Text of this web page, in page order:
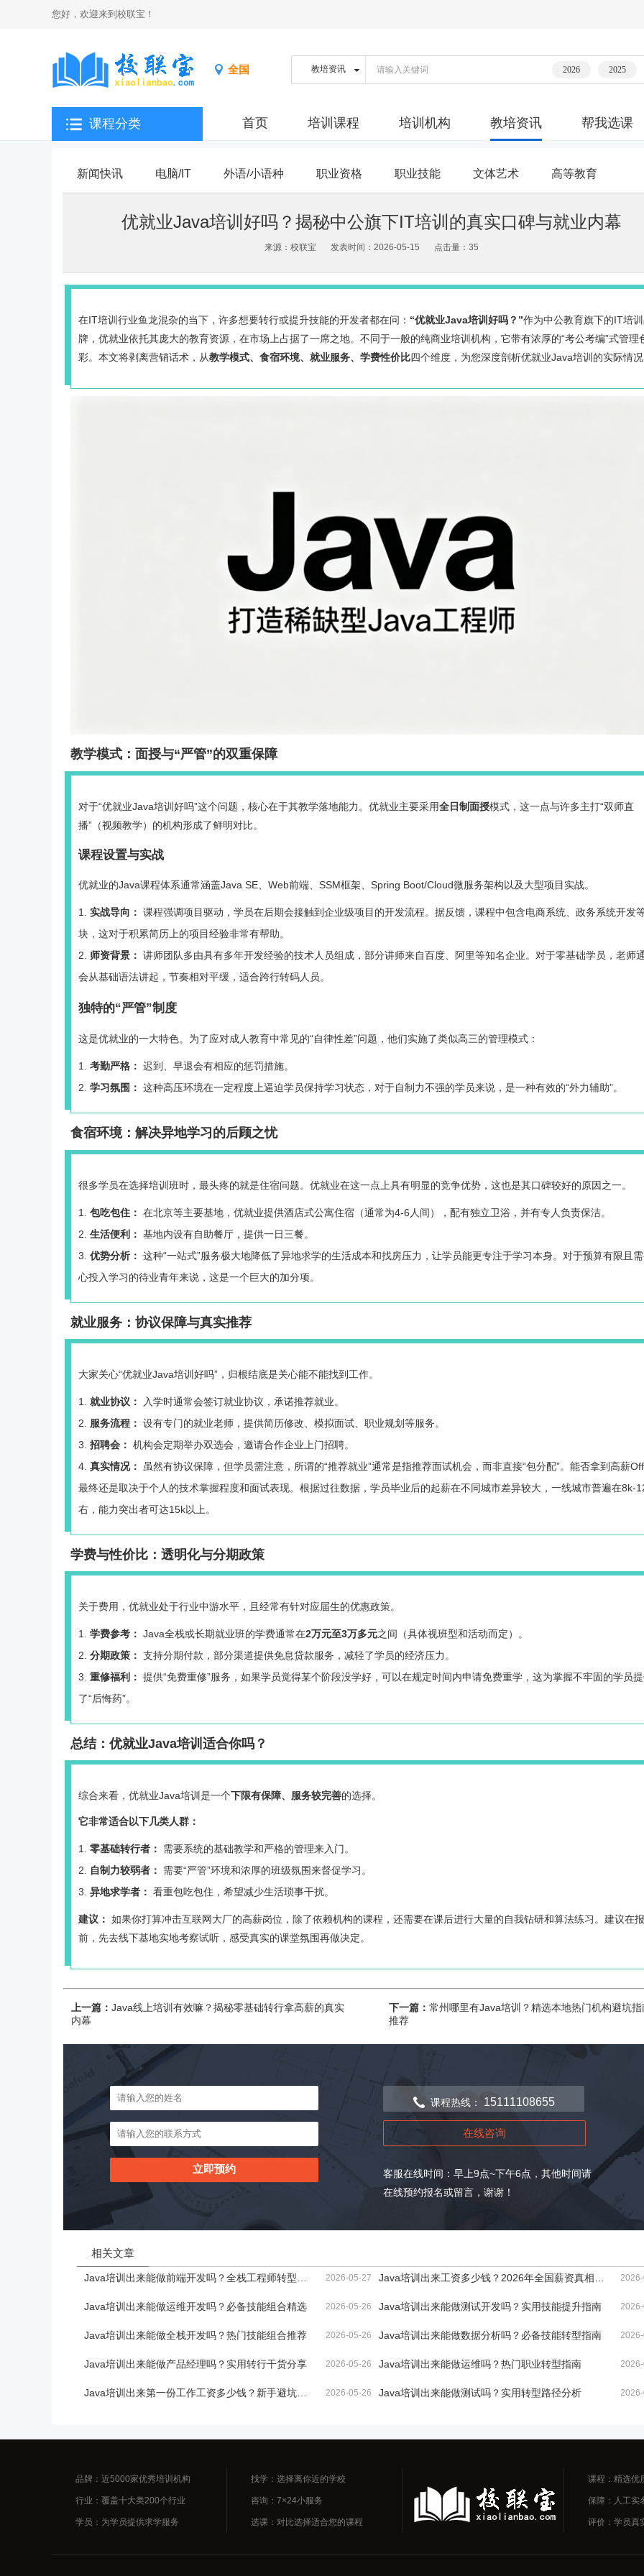
您好，欢迎来到校联宝！
全国 2026 2025
课程分类 首页 培训课程 培训机构 教培资讯 帮我选课
新闻快讯 电脑/IT 外语/小语种 职业资格 职业技能 文体艺术 高等教育
优就业Java培训好吗？揭秘中公旗下IT培训的真实口碑与就业内幕
来源：校联宝 发表时间：2026-05-15 点击量：35
在IT培训行业鱼龙混杂的当下，许多想要转行或提升技能的开发者都在问： “优就业Java培训好吗？”作为中公教育旗下的IT培
牌，优就业依托其庞大的教育资源，在市场上占据了一席之地。不同于一般的纯商业培训机构，它带有浓厚的“考公考编”式管理
彩。本文将剥离营销话术，从教学模式、食宿环境、就业服务、学费性价比四个维度，为您深度剖析优就业Java培训的实际情
教学模式：面授与“严管”的双重保障
对于“优就业Java培训好吗”这个问题，核心在于其教学落地能力。优就业主要采用全日制面授模式，这一点与许多主打“双师直
播”（视频教学）的机构形成了鲜明对比。
课程设置与实战
优就业的Java课程体系通常涵盖Java SE、Web前端、SSM框架、Spring Boot/Cloud微服务架构以及大型项目实战。
实战导向： 课程强调项目驱动，学员在后期会接触到企业级项目的开发流程。据反馈，课程中包含电商系统、政务系统开发
块，这对于积累简历上的项目经验非常有帮助。
师资背景： 讲师团队多由具有多年开发经验的技术人员组成，部分讲师来自百度、阿里等知名企业。对于零基础学员，老师
会从基础语法讲起，节奏相对平缓，适合跨行转码人员。
独特的“严管”制度
这是优就业的一大特色。为了应对成人教育中常见的“自律性差”问题，他们实施了类似高三的管理模式：
考勤严格： 迟到、早退会有相应的惩罚措施。
学习氛围： 这种高压环境在一定程度上逼迫学员保持学习状态，对于自制力不强的学员来说，是一种有效的“外力辅助”。
食宿环境：解决异地学习的后顾之忧
很多学员在选择培训班时，最头疼的就是住宿问题。优就业在这一点上具有明显的竞争优势，这也是其口碑较好的原因之一。
包吃包住： 在北京等主要基地，优就业提供酒店式公寓住宿（通常为4-6人间），配有独立卫浴，并有专人负责保洁。
生活便利： 基地内设有自助餐厅，提供一日三餐。
优势分析： 这种“一站式”服务极大地降低了异地求学的生活成本和找房压力，让学员能更专注于学习本身。对于预算有限且
心投入学习的待业青年来说，这是一个巨大的加分项。
就业服务：协议保障与真实推荐
大家关心“优就业Java培训好吗”，归根结底是关心能不能找到工作。
就业协议：
入学时通常会签订就业协议，承诺推荐就业。
服务流程： 设有专门的就业老师，提供简历修改、模拟面试、职业规划等服务。
招聘会： 机构会定期举办双选会，邀请合作企业上门招聘。
真实情况：
虽然有协议保障，但学员需注意，所谓的“推荐就业”通常是指推荐面试机会，而非直接“包分配”。能否拿到高薪
最终还是取决于个人的技术掌握程度和面试表现。根据过往数据，学员毕业后的起薪在不同城市差异较大，一线城市普遍在8k-
右，能力突出者可达15k以上。
学费与性价比：透明化与分期政策
关于费用，优就业处于行业中游水平，且经常有针对应届生的优惠政策。
学费参考： Java全栈或长期就业班的学费通常在2万元至3万多元之间（具体视班型和活动而定）。
分期政策： 支持分期付款，部分渠道提供免息贷款服务，减轻了学员的经济压力。
重修福利： 提供“免费重修”服务，如果学员觉得某个阶段没学好，可以在规定时间内申请免费重学，这为掌握不牢固的学员
了“后悔药”。
总结：优就业Java培训适合你吗？
综合来看，优就业Java培训是一个下限有保障、服务较完善的选择。
它非常适合以下几类人群：
零基础转行者：
需要系统的基础教学和严格的管理来入门。
自制力较弱者：
需要“严管”环境和浓厚的班级氛围来督促学习。
异地求学者： 看重包吃包住，希望减少生活琐事干扰。
建议： 如果你打算冲击互联网大厂的高薪岗位，除了依赖机构的课程，还需要在课后进行大量的自我钻研和算法练习。建议在
前，先去线下基地实地考察试听，感受真实的课堂氛围再做决定。
上一篇： Java线上培训有效嘛？揭秘零基础转行拿高薪的真实
内幕
下一篇：常州哪里有Java培训？精选本地热门机构避坑
推荐
课程热线： 15111108655
在线咨询
客服在线时间：早上9点~下午6点，其他时间请
在线预约报名或留言，谢谢！
相关文章
2026-05-27
Java培训出来能做运维开发吗？必备技能组合精选 2026-05-26 Java培训出来能做测试开发吗？实用技能提升指南
Java培训出来能做全栈开发吗？热门技能组合推荐 2026-05-26 Java培训出来能做数据分析吗？必备技能转型指南
Java培训出来能做产品经理吗？实用转行干货分享 2026-05-26 Java培训出来能做运维吗？热门职业转型指南
2026-05-26 Java培训出来能做测试吗？实用转型路径分析
品牌：近5000家优秀培训机构
行业：覆盖十大类200个行业
学员：为学员提供求学服务
找学：选择离你近的学校
咨询：7×24小服务
选课：对比选择适合您的课程
课程：精选优
保障：人工实
评价：学员真